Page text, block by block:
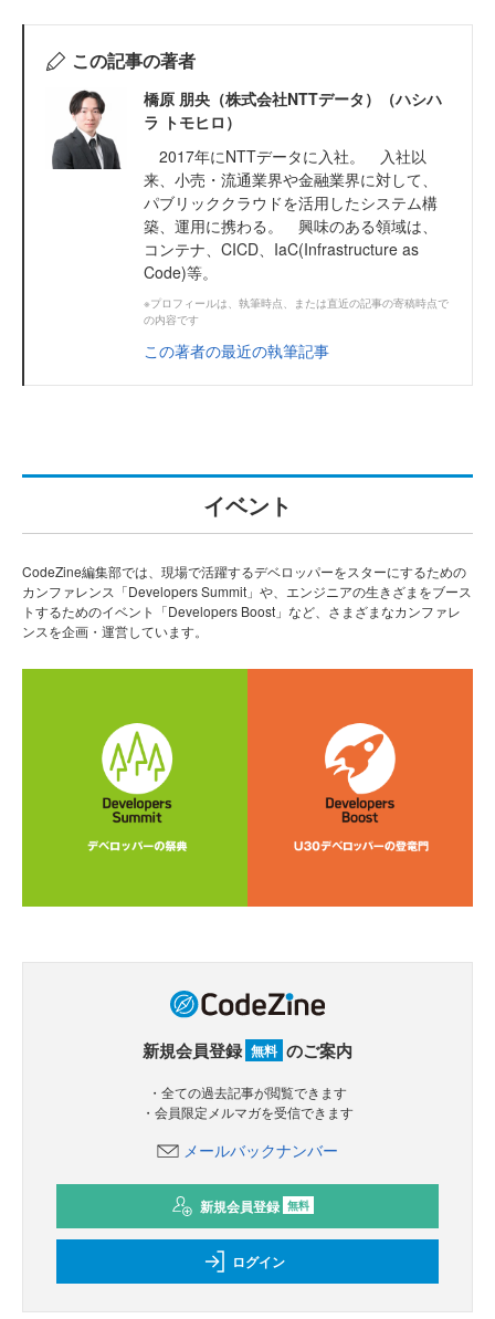
この記事の著者
橋原 朋央（株式会社NTTデータ）（ハシハ
ラ トモヒロ）
2017年にNTTデータに入社。 入社以
来、小売・流通業界や金融業界に対して、
パブリッククラウドを活用したシステム構
築、運用に携わる。 興味のある領域は、
コンテナ、CICD、IaC(Infrastructure as
Code)等。
※プロフィールは、執筆時点、または直近の記事の寄稿時点で
の内容です
この著者の最近の執筆記事
イベント
CodeZine編集部では、現場で活躍するデベロッパーをスターにするための
カンファレンス「Developers Summit」や、エンジニアの生きざまをブース
トするためのイベント「Developers Boost」など、さまざまなカンファレ
ンスを企画・運営しています。
新規会員登録 無料 のご案内
・全ての過去記事が閲覧できます
・会員限定メルマガを受信できます
メールバックナンバー
新規会員登録 無料
ログイン